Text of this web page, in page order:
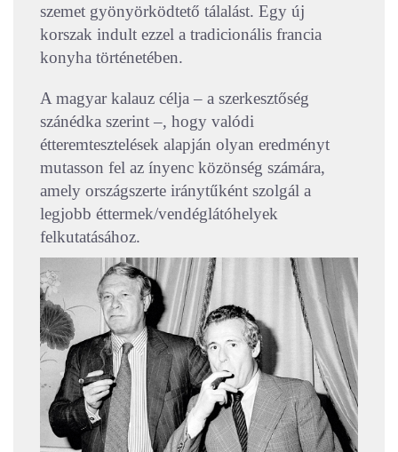
szemet gyönyörködtető tálalást. Egy új
korszak indult ezzel a tradicionális francia
konyha történetében.
A magyar kalauz célja – a szerkesztőség
szánédka szerint –, hogy valódi
étteremtesztelések alapján olyan eredményt
mutasson fel az ínyenc közönség számára,
amely országszerte iránytűként szolgál a
legjobb éttermek/vendéglátóhelyek
felkutatásához.